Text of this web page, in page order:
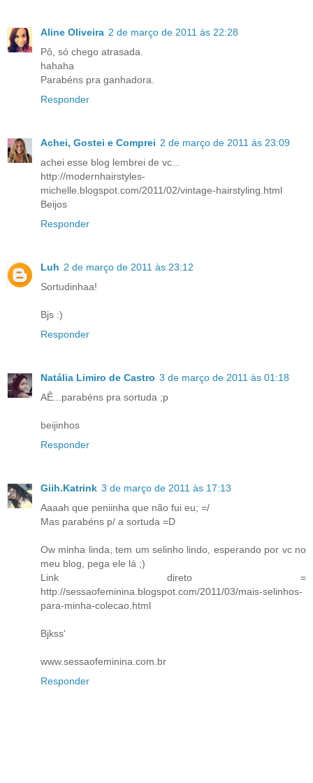
Aline Oliveira 2 de março de 2011 às 22:28
Pô, só chego atrasada.
hahaha
Parabéns pra ganhadora.
Responder
Achei, Gostei e Comprei 2 de março de 2011 às 23:09
achei esse blog lembrei de vc...
http://modernhairstyles-
michelle.blogspot.com/2011/02/vintage-hairstyling.html
Beijos
Responder
Luh 2 de março de 2011 às 23:12
Sortudinhaa!
Bjs :)
Responder
Natália Limiro de Castro 3 de março de 2011 às 01:18
AÊ...parabéns pra sortuda ;p
beijinhos
Responder
Giih.Katrink 3 de março de 2011 às 17:13
Aaaah que peniinha que não fui eu; =/
Mas parabéns p/ a sortuda =D
Ow minha linda, tem um selinho lindo, esperando por vc no
meu blog, pega ele lá ;)
Link direto =
http://sessaofeminina.blogspot.com/2011/03/mais-selinhos-
para-minha-colecao.html
Bjkss'
www.sessaofeminina.com.br
Responder